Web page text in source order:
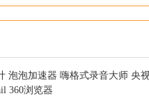
泡泡加速器 嗨格式录音大师 央
360浏览器